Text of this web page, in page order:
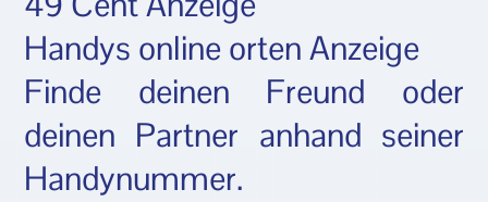
Handys online orten Anzeige
Finde deinen Freund oder
deinen Partner anhand seiner
Handynummer.